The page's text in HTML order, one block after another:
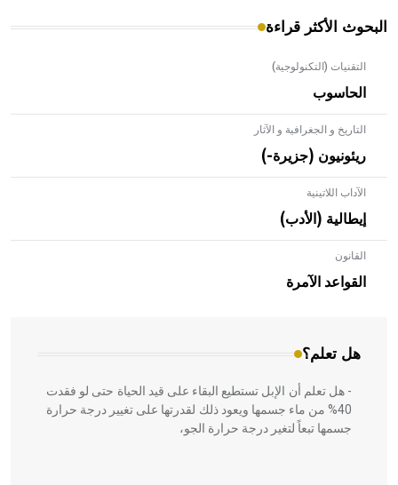
البحوث الأكثر قراءة
التقنيات (التكنولوجية)
الحاسوب
التاريخ و الجغرافية و الآثار
ريئونيون (جزيرة-)
الآداب اللاتينية
إيطالية (الأدب)
القانون
القواعد الآمرة
هل تعلم؟
- هل تعلم أن الأبلق نوع من الفنون الهندسية التي ارتبطت
بالعمارة الإسلامية في بلاد الشام ومصر خاصة، حيث يحرص
المعمار على بناء مداميكه وخاصة في الواجهات
- هل تعلم أن الإبل تستطيع البقاء على قيد الحياة حتى لو فقدت
40% من ماء جسمها ويعود ذلك لقدرتها على تغيير درجة حرارة
جسمها تبعاً لتغير درجة حرارة الجو،